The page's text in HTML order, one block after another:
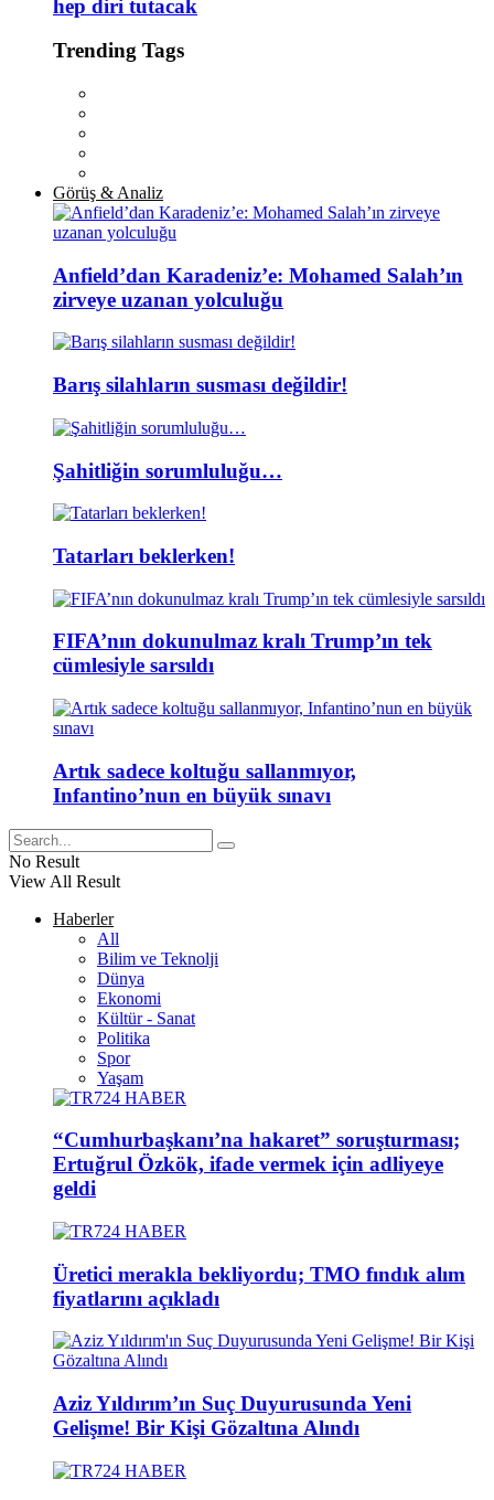
hep diri tutacak
Trending Tags
Görüş & Analiz
Anfield’dan Karadeniz’e: Mohamed Salah’ın
zirveye uzanan yolculuğu
Barış silahların susması değildir!
Şahitliğin sorumluluğu…
Tatarları beklerken!
FIFA’nın dokunulmaz kralı Trump’ın tek
cümlesiyle sarsıldı
Artık sadece koltuğu sallanmıyor,
Infantino’nun en büyük sınavı
No Result
View All Result
Haberler
All
Bilim ve Teknolji
Dünya
Ekonomi
Kültür - Sanat
Politika
Spor
Yaşam
“Cumhurbaşkanı’na hakaret” soruşturması;
Ertuğrul Özkök, ifade vermek için adliyeye
geldi
Üretici merakla bekliyordu; TMO fındık alım
fiyatlarını açıkladı
Aziz Yıldırım’ın Suç Duyurusunda Yeni
Gelişme! Bir Kişi Gözaltına Alındı